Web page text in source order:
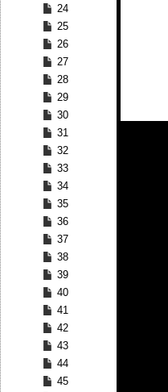
24
25
26
27
28
29
30
31
32
33
34
35
36
37
38
39
40
41
42
43
44
45